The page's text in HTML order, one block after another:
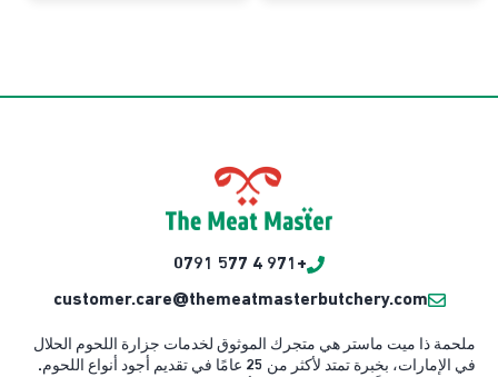
+971 4 577 0791
customer.care@themeatmasterbutchery.com
ملحمة ذا ميت ماستر هي متجرك الموثوق لخدمات جزارة اللحوم الحلال
في الإمارات، بخبرة تمتد لأكثر من 25 عامًا في تقديم أجود أنواع اللحوم.